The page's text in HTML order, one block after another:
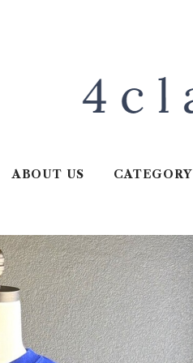
ABOUT US CATEGORY